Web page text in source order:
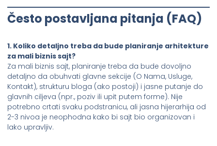
Često postavljana pitanja (FAQ)
1. Koliko detaljno treba da bude planiranje arhitekture
za mali biznis sajt?
Za mali biznis sajt, planiranje treba da bude dovoljno
detaljno da obuhvati glavne sekcije (O Nama, Usluge,
Kontakt), strukturu bloga (ako postoji) i jasne putanje do
glavnih ciljeva (npr., poziv ili upit putem forme). Nije
potrebno crtati svaku podstranicu, ali jasna hijerarhija od
2-3 nivoa je neophodna kako bi sajt bio organizovan i
lako upravljiv.